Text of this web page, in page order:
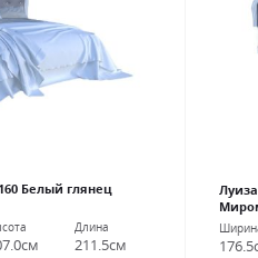
Белый глянец
Длина
211.5см